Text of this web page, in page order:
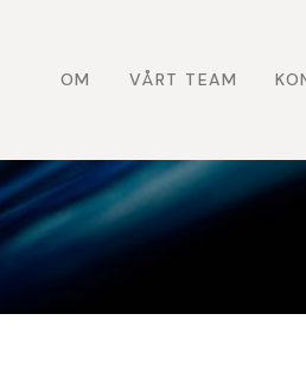
OM VÅRT TEAM